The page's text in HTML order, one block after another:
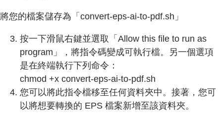
將您的檔案儲存為「convert-eps-ai-to-pdf.sh」
按一下滑鼠右鍵並選取「Allow this file to run as
program」，將指令碼變成可執行檔。另一個選項
是在終端執行下列命令：
chmod +x convert-eps-ai-to-pdf.sh
您可以將此指令檔移至任何資料夾中。接著，您可
以將想要轉換的 EPS 檔案新增至該資料夾。